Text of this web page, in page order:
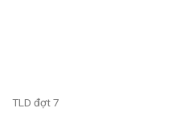
TLD đợt 7